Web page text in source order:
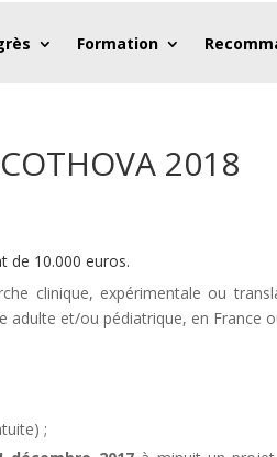
Formation
2018
de 10.000 euros.
clinique, expérimentale ou
et/ou pédiatrique, en France
;